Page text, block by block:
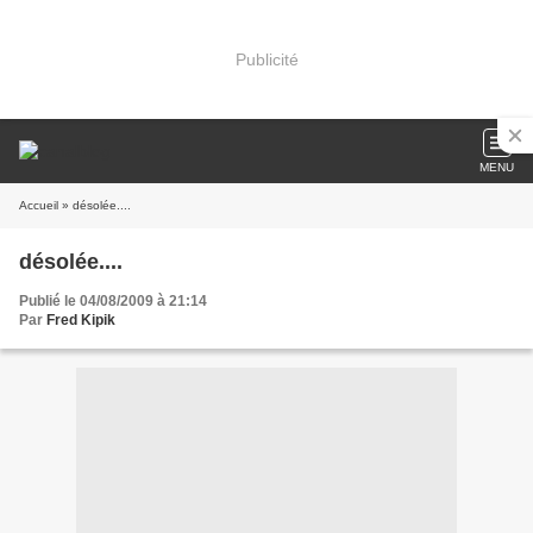
Publicité
MENU
Accueil » désolée....
désolée....
Publié le 04/08/2009 à 21:14
Par Fred Kipik